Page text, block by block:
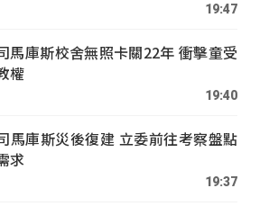
19:47
馬庫斯校舍無照卡關22年 衝擊童受
權
19:40
馬庫斯災後復建 立委前往考察盤點
求
19:37